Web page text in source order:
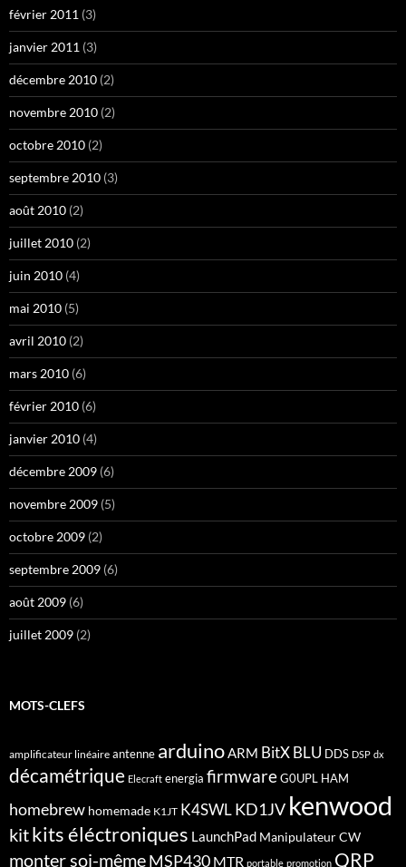
février 2011 (3)
janvier 2011 (3)
décembre 2010 (2)
novembre 2010 (2)
octobre 2010 (2)
septembre 2010 (3)
août 2010 (2)
juillet 2010 (2)
juin 2010 (4)
mai 2010 (5)
avril 2010 (2)
mars 2010 (6)
février 2010 (6)
janvier 2010 (4)
décembre 2009 (6)
novembre 2009 (5)
octobre 2009 (2)
septembre 2009 (6)
août 2009 (6)
juillet 2009 (2)
MOTS-CLEFS
amplificateur linéaire antenne arduinoARM BitX BLU DDS DSP dx
décamétrique Elecraft energia firmwareG0UPL HAM
homebrew homemade K1JT K4SWL KD1JV kenwood
kitkits éléctroniques LaunchPad Manipulateur CW
monter soi-mêmeMSP430 MTR portable promotion QRP